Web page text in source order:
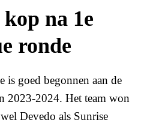
na 1e
ronde
is goed begonnen aan de
2023-2024. Het team won
Devedo als Sunrise